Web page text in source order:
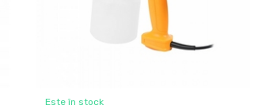
Este în stock